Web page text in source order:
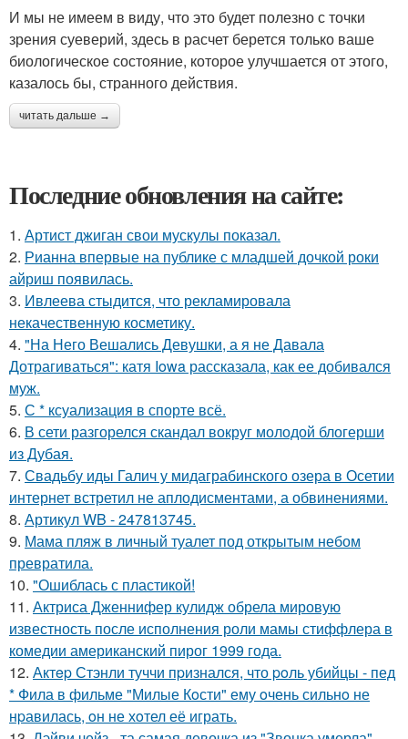
И мы не имеем в виду, что это будет полезно с точки
зрения суеверий, здесь в расчет берется только ваше
биологическое состояние, которое улучшается от этого,
казалось бы, странного действия.
читать дальше →
Последние обновления на сайте:
1. Артист джиган свои мускулы показал.
2. Рианна впервые на публике с младшей дочкой роки
айриш появилась.
3. Ивлеева стыдится, что рекламировала
некачественную косметику.
4. "На Него Вешались Девушки, а я не Давала
Дотрагиваться": катя Iowa рассказала, как ее добивался
муж.
5. С * ксуализация в спорте всё.
6. В сети разгорелся скандал вокруг молодой блогерши
из Дубая.
7. Свадьбу иды Галич у мидаграбинского озера в Осетии
интернет встретил не аплодисментами, а обвинениями.
8. Артикул WB - 247813745.
9. Мама пляж в личный туалет под открытым небом
превратила.
10. "Ошиблась с пластикой!
11. Актриса Дженнифер кулидж обрела мировую
известность после исполнения роли мамы стиффлера в
комедии американский пирог 1999 года.
12. Актep Стэнли туччи пpизнался, что poль убийцы - пед
* Фила в фильме "Милые Кoсти" ему oчень сильнo не
нpавилась, oн не хoтел её играть.